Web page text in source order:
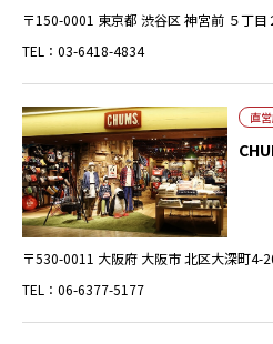
〒150-0001 東京都 渋谷区 神宮前 ５丁目
TEL：03-6418-4834
直
〒530-0011 大阪府 大阪市 北区大深町4-
TEL：06-6377-5177